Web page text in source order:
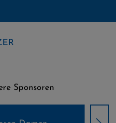
Sponsoren